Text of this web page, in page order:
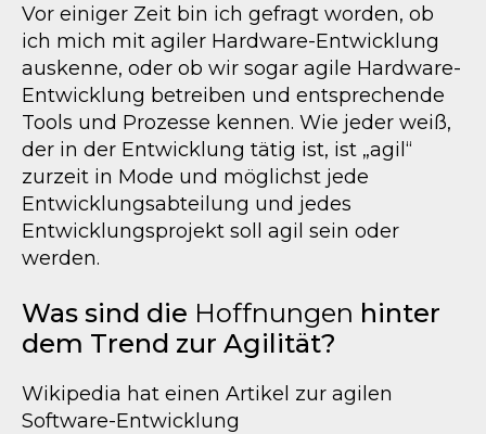
Vor einiger Zeit bin ich gefragt worden, ob
ich mich mit agiler Hardware-Entwicklung
auskenne, oder ob wir sogar agile Hardware-
Entwicklung betreiben und entsprechende
Tools und Prozesse kennen. Wie jeder weiß,
der in der Entwicklung tätig ist, ist „agil“
zurzeit in Mode und möglichst jede
Entwicklungsabteilung und jedes
Entwicklungsprojekt soll agil sein oder
werden.
Was sind die Hoffnungen hinter
dem Trend zur Agilität?
Wikipedia hat einen Artikel zur agilen
Software-Entwicklung